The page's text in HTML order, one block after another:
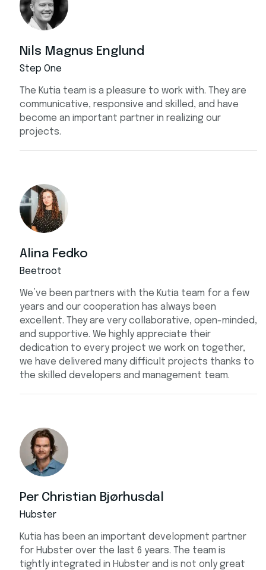
Nils Magnus Englund
Step One
The Kutia team is a pleasure to work with. They are
communicative, responsive and skilled, and have
become an important partner in realizing our
projects.
Alina Fedko
Beetroot
We’ve been partners with the Kutia team for a few
years and our cooperation has always been
excellent. They are very collaborative, open-minded,
and supportive. We highly appreciate their
dedication to every project we work on together,
we have delivered many difficult projects thanks to
the skilled developers and management team.
Per Christian Bjørhusdal
Hubster
Kutia has been an important development partner
for Hubster over the last 6 years. The team is
tightly integrated in Hubster and is not only great